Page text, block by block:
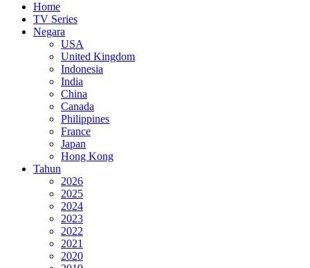
Home
TV Series
Negara
USA
United Kingdom
Indonesia
India
China
Canada
Philippines
France
Japan
Hong Kong
Tahun
2026
2025
2024
2023
2022
2021
2020